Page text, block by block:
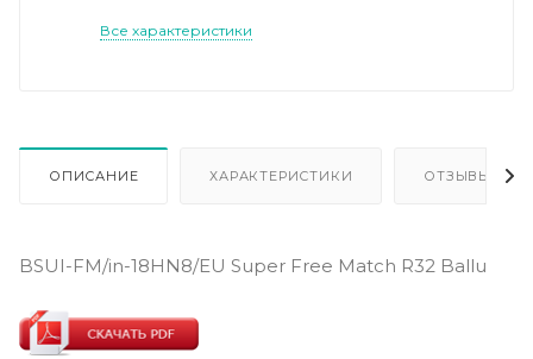
Все характеристики
ОПИСАНИЕ ХАРАКТЕРИСТИКИ ОТЗЫВЫ
BSUI-FM/in-18HN8/EU Super Free Match R32 Ballu